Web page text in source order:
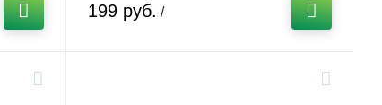
199 руб. /